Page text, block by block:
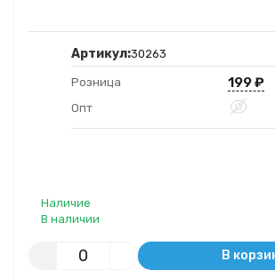
Артикул:30263
Розница 199₽
Опт
Наличие
В наличии
В